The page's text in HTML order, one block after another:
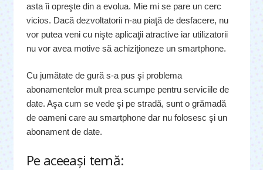
asta îi opreşte din a evolua. Mie mi se pare un cerc
vicios. Dacă dezvoltatorii n-au piaţă de desfacere, nu
vor putea veni cu nişte aplicaţii atractive iar utilizatorii
nu vor avea motive să achiziţioneze un smartphone.
Cu jumătate de gură s-a pus şi problema
abonamentelor mult prea scumpe pentru serviciile de
date. Aşa cum se vede şi pe stradă, sunt o grămadă
de oameni care au smartphone dar nu folosesc şi un
abonament de date.
Pe aceeaşi temă: